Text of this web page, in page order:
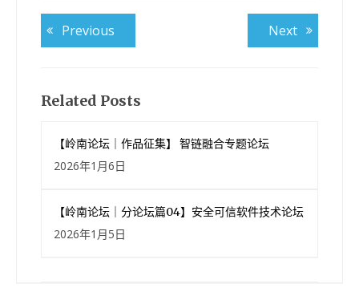
文
章
航
Previous NextNext
Related Posts
【岭南论坛｜作品征集】 智链融合专题论坛
2026年1月6日
【岭南论坛｜分论坛篇04】安全可信软件技术论坛
2026年1月5日